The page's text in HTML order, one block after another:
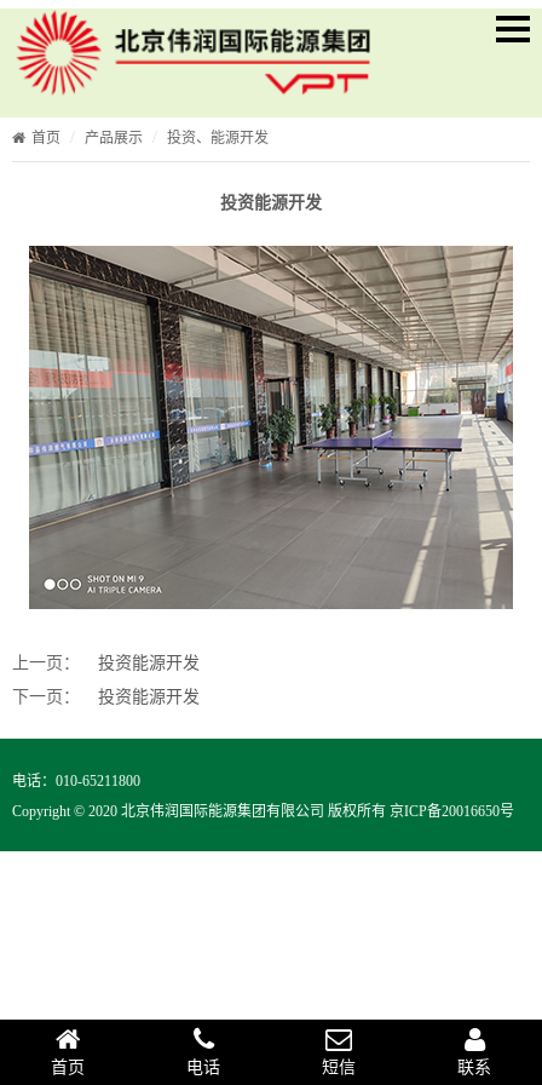
首页 产品展示 投资、能源开发
投资能源开发
上一页：
投资能源开发
下一页：
投资能源开发
电话：010-65211800
Copyright © 2020 北京伟润国际能源集团有限公司 版权所有 京ICP备20016650号
首页 电话 短信 联系